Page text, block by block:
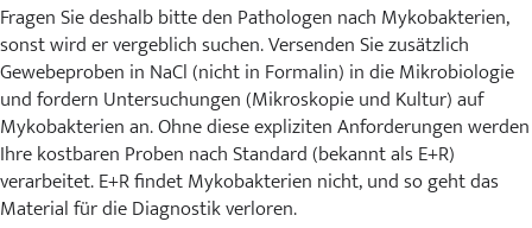
Fragen Sie deshalb bitte den Pathologen nach Mykobakterien,
sonst wird er vergeblich suchen. Versenden Sie zusätzlich
Gewebeproben in NaCl (nicht in Formalin) in die Mikrobiologie
und fordern Untersuchungen (Mikroskopie und Kultur) auf
Mykobakterien an. Ohne diese expliziten Anforderungen werden
Ihre kostbaren Proben nach Standard (bekannt als E+R)
verarbeitet. E+R findet Mykobakterien nicht, und so geht das
Material für die Diagnostik verloren.